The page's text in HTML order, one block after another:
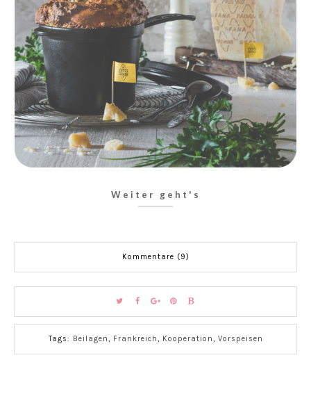
Weiter geht's
Kommentare (9)
Tags: Beilagen, Frankreich, Kooperation, Vorspeisen